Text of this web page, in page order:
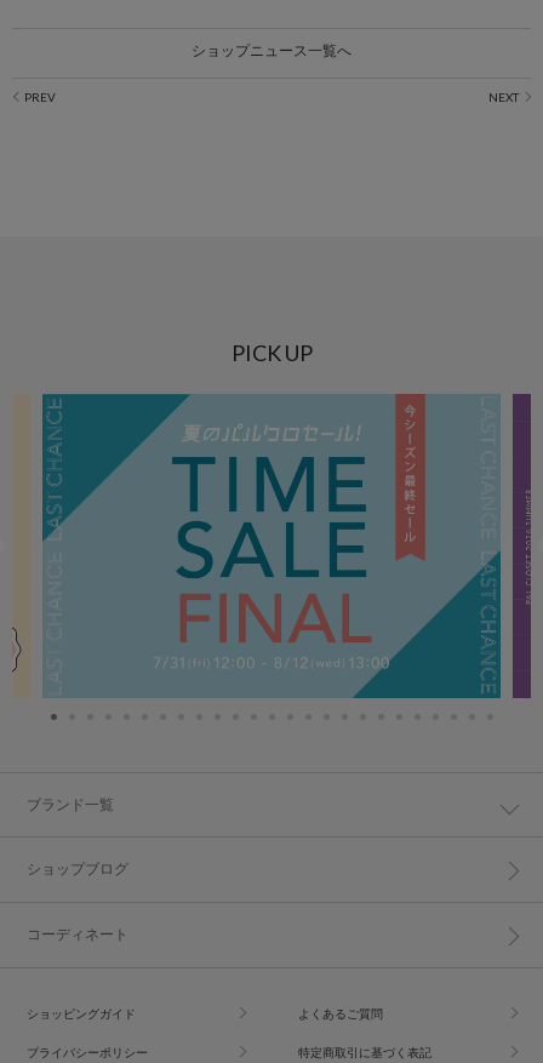
ショップニュース一覧へ
PICK UP
ブランド一覧
ショップブログ
コーディネート
ショッピングガイド よくあるご質問
プライバシーポリシー 特定商取引に基づく表記